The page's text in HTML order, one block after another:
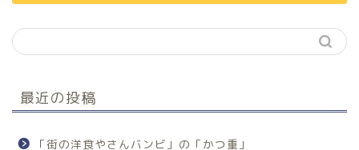
最近の投稿
「街の洋食やさんバンビ」の「かつ重」